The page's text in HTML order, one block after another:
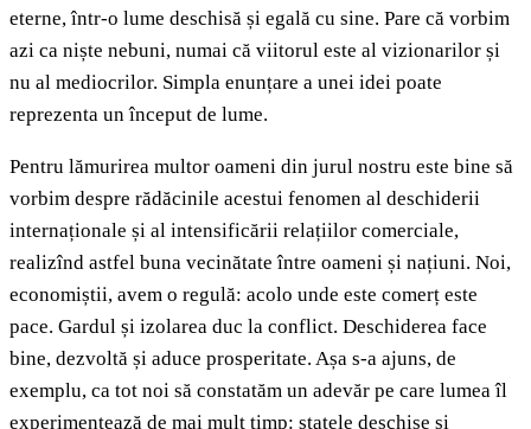
eterne, într-o lume deschisă și egală cu sine. Pare că vorbim
azi ca niște nebuni, numai că viitorul este al vizionarilor și
nu al mediocrilor. Simpla enunțare a unei idei poate
reprezenta un început de lume.
Pentru lămurirea multor oameni din jurul nostru este bine să
vorbim despre rădăcinile acestui fenomen al deschiderii
internaționale și al intensificării relațiilor comerciale,
realizînd astfel buna vecinătate între oameni și națiuni. Noi,
economiștii, avem o regulă: acolo unde este comerț este
pace. Gardul și izolarea duc la conflict. Deschiderea face
bine, dezvoltă și aduce prosperitate. Așa s-a ajuns, de
exemplu, ca tot noi să constatăm un adevăr pe care lumea îl
experimentează de mai mult timp: statele deschise și